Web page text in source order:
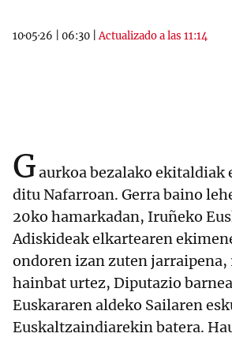
10·05·26 06:30 |Actualizado a las 11:14
Gaurkoa bezalako ekitaldiak
ditu Nafarroan. Gerra baino
20ko hamarkadan, Iruñeko
Adiskideak elkartearen
ondoren izan zuten
hainbat urtez, Diputazio
Euskararen aldeko Sailaren
Euskaltzaindiarekin batera.